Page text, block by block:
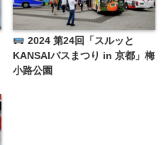
2024 第24回「スルッと
KANSAIバスまつり in 京都」梅
小路公園